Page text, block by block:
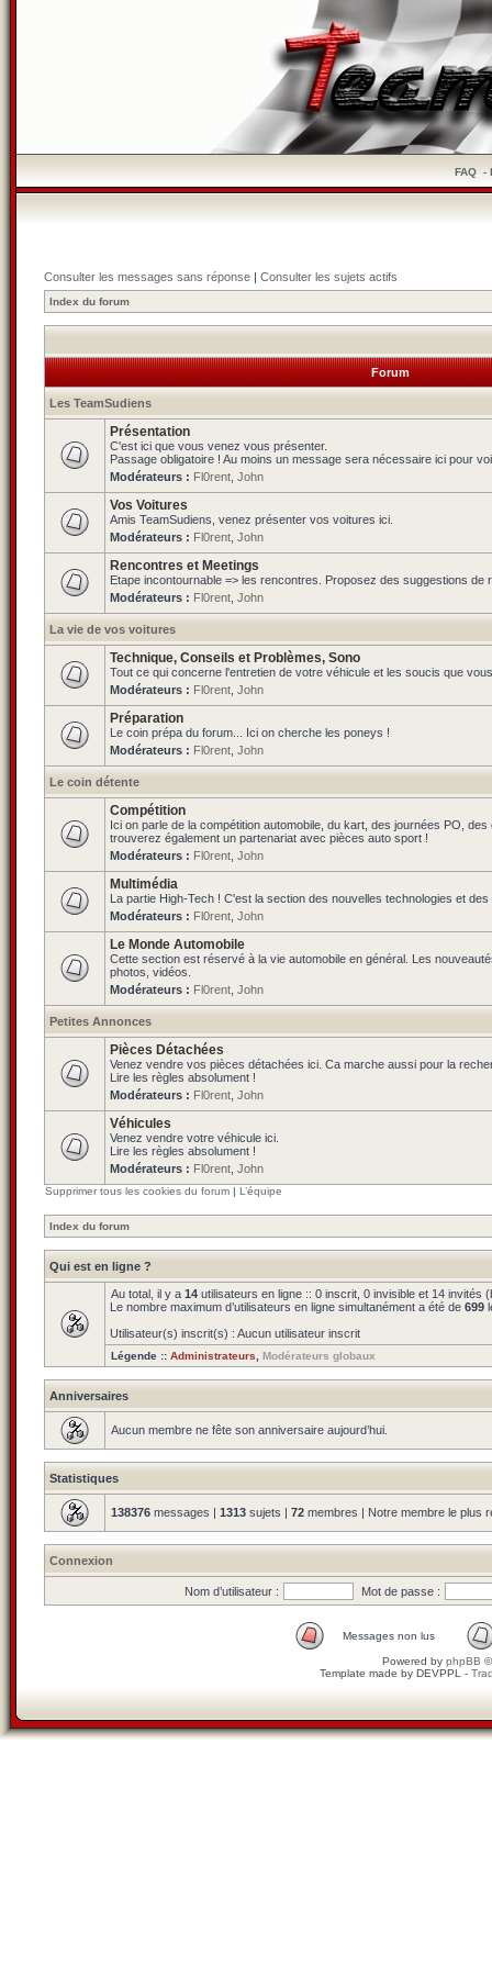
FAQ-
Consulter les messages sans réponse | Consulter les sujets actifs
Index du forum
Forum
Les TeamSudiens
Présentation
C'est ici que vous venez vous présenter.
Passage obligatoire ! Au moins un message sera nécessaire ici pour
Modérateurs : Fl0rent John
Vos Voitures
Amis TeamSudiens, venez présenter vos voitures ici.
Modérateurs : Fl0rent John
Rencontres et Meetings
Etape incontournable => les rencontres. Proposez des suggestions de
Modérateurs : Fl0rent John
La vie de vos voitures
Technique, Conseils et Problèmes, Sono
Tout ce qui concerne l'entretien de votre véhicule et les soucis que
Modérateurs : Fl0rent John
Préparation
Le coin prépa du forum... Ici on cherche les poneys !
Modérateurs : Fl0rent John
Le coin détente
Compétition
Ici on parle de la compétition automobile, du kart, des journées PO,
trouverez également un partenariat avec pièces auto sport !
Modérateurs : Fl0rent John
Multimédia
La partie High-Tech ! C'est la section des nouvelles technologies et
Modérateurs : Fl0rent John
Le Monde Automobile
Cette section est réservé à la vie automobile en général. Les
photos, vidéos.
Modérateurs : Fl0rent John
Petites Annonces
Pièces Détachées
Venez vendre vos pièces détachées ici. Ca marche aussi pour la
Lire les règles absolument !
Modérateurs : Fl0rent John
Véhicules
Venez vendre votre véhicule ici.
Lire les règles absolument !
Modérateurs : Fl0rent John
Supprimer tous les cookies du forum | L’équipe
Index du forum
Qui est en ligne ?
Au total, il y a 14 utilisateurs en ligne :: 0 inscrit, 0 invisible et 14 invités
Le nombre maximum d’utilisateurs en ligne simultanément a été de 699
Utilisateur(s) inscrit(s) : Aucun utilisateur inscrit
Légende :: Administrateurs Modérateurs globaux
Anniversaires
Aucun membre ne fête son anniversaire aujourd’hui.
Statistiques
138376 messages | 1313 sujets | 72 membres | Notre membre le plus
Connexion
Nom d’utilisateur : Mot de passe :
Messages non lus
Powered by phpBB
Template made by DEVPPL -